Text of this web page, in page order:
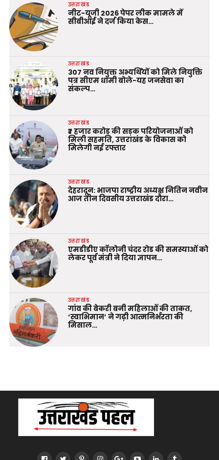
उत्तराखंड
नीट-यूजी 2026 पेपर लीक मामले में
सीबीआई ने दर्ज किया केस…
उत्तराखंड
307 नव नियुक्त अभ्यर्थियों को मिले नियुक्ति
पत्र सीएम धामी बोले-यह जनसेवा का
संकल्प…
उत्तराखंड
₹7 हजार करोड़ की सड़क परियोजनाओं को
मिली सहमति, उत्तराखंड के विकास को
मिलेगी नई रफ्तार
उत्तराखंड
देहरादून: भाजपा राष्ट्रीय अध्यक्ष नितिन नवीन
आज तीन दिवसीय उत्तराखंड दौरा…
उत्तराखंड
एमडीडीए कॉलोनी चंदर रोड की समस्याओं को
लेकर पूर्व मंत्री ने दिया ज्ञापन…
उत्तराखंड
गांव की बेकरी बनी महिलाओं की ताकत,
‘स्वाभिमान’ ने गढ़ी आत्मनिर्भरता की
मिसाल…